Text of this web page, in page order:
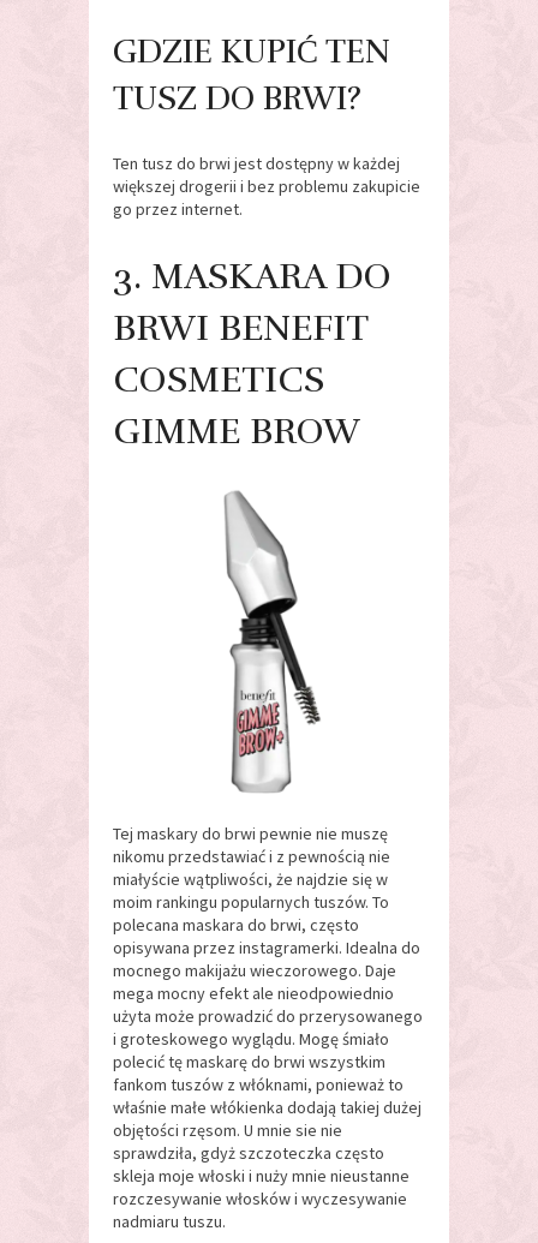
GDZIE KUPIĆ TEN
TUSZ DO BRWI?
Ten tusz do brwi jest dostępny w każdej
większej drogerii i bez problemu zakupicie
go przez internet.
3. MASKARA DO
BRWI BENEFIT
COSMETICS
GIMME BROW
Tej maskary do brwi pewnie nie muszę
nikomu przedstawiać i z pewnością nie
miałyście wątpliwości, że najdzie się w
moim rankingu popularnych tuszów. To
polecana maskara do brwi, często
opisywana przez instagramerki. Idealna do
mocnego makijażu wieczorowego. Daje
mega mocny efekt ale nieodpowiednio
użyta może prowadzić do przerysowanego
i groteskowego wyglądu. Mogę śmiało
polecić tę maskarę do brwi wszystkim
fankom tuszów z włóknami, ponieważ to
właśnie małe włókienka dodają takiej dużej
objętości rzęsom. U mnie sie nie
sprawdziła, gdyż szczoteczka często
skleja moje włoski i nuży mnie nieustanne
rozczesywanie włosków i wyczesywanie
nadmiaru tuszu.